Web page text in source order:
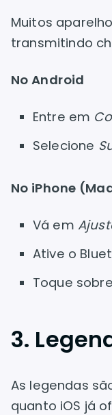
Muitos
transmitindo
No Android
Entre em
Selecione
No iPhone
Vá em
Ative o
Toque
3.
As legendas
quanto iOS já